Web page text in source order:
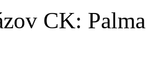
CK: